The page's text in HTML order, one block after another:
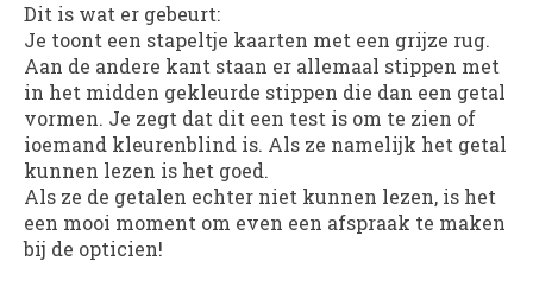
Dit is wat er gebeurt:
Je toont een stapeltje kaarten met een grijze rug.
Aan de andere kant staan er allemaal stippen met
in het midden gekleurde stippen die dan een getal
vormen. Je zegt dat dit een test is om te zien of
ioemand kleurenblind is. Als ze namelijk het getal
kunnen lezen is het goed.
Als ze de getalen echter niet kunnen lezen, is het
een mooi moment om even een afspraak te maken
bij de opticien!